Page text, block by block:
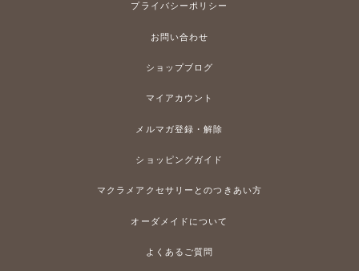
プライバシーポリシー
お問い合わせ
ショップブログ
マイアカウント
メルマガ登録・解除
ショッピングガイド
マクラメアクセサリーとのつきあい方
オーダメイドについて
よくあるご質問